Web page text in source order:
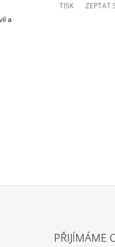
a
TISK ZEPTAT
PŘIJÍMÁME